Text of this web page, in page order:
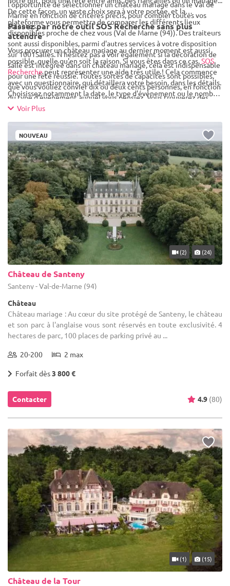
l'opportunité de sélectionner un château mariage dans le Val de
Marne en fonction de critères précis, pour combler toutes vos
attentes.
De cette façon, un vaste choix sera à votre portée, et la
plateforme vous permettra de comparer les différents lieux
disponibles proche de chez vous (Val de Marne (94)). Des traiteurs
sont aussi disponibles, parmi d'autres services à votre disposition
sur 1001Salles. N'hésitez pas à voir également si la décoration de
salle est intégrée dans un château mariage, cela est indispensable
pour une fête réussie. Toutes sortes de capacités sont possibles,
que vous vouliez convier dix ou deux cents personnes, en fonction
du type d'événement auquel vous pensiez. Vous trouverez des
manoirs ou des petits restaurants intimes ainsi que des
Passez par notre outil SOS Recherche sans plus
attendre
Vous procurer un château mariage au dernier moment est aussi
possible, quelle qu'en soit la raison. Si vous êtes dans ce cas,SOS
Recherchepeut représenter une aide très utile ! Cela commence
avec un questionnaire, qui détaillera votre besoin, dans les détails.
Choisissez notamment la date, le type d'événement ou le nombre
de devis que vous désirez... Nous vous enverrons alors un listing de
également connaissance de votre demande. Vous recevrez tous
vos devis et vous pourrez effectuer un comparatif de tous les lieux
pour trouver un château mariage dans le Val de Marne. Il s'agit
d'un gain de temps conséquent, et surtout, vous avez la certitude
que votre recherche sera parfaitement honorée. Vous pouvez bien
sûr nous contacter en cas de question.
Voir Plus
NOUVEAU
(2) (24)
Château de Santeny
Santeny - Val-de-Marne (94)
Château
Château mariage : Au cœur du site protégé de Santeny, le château
et son parc à l'anglaise vous sont réservés en toute exclusivité. 4
hectares de parc, 100 places de parking privé au ...
20-200 2 max
Forfait dès3 800 €
Contacter 4.9 (80)
(1) (15)
Château de la Tour